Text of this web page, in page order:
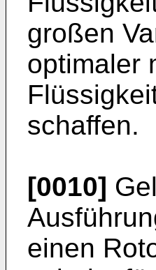
großen
optimaler
schaffen.
[0010]
einen